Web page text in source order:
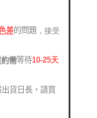
差的問題 ，接受
需等待10-25天
貨日長，請買